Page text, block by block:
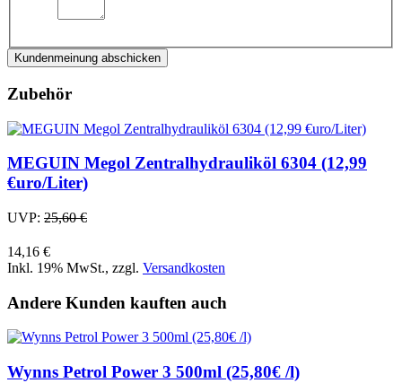
Kundenmeinung abschicken
Zubehör
MEGUIN Megol Zentralhydrauliköl 6304 (12,99
€uro/Liter)
UVP: 25,60 €
14,16 €
Inkl. 19% MwSt., zzgl. Versandkosten
Andere Kunden kauften auch
Wynns Petrol Power 3 500ml (25,80€ /l)